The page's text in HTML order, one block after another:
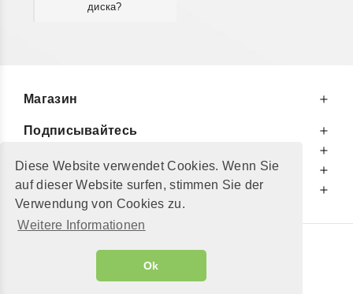
Diese Website verwendet Cookies. Wenn Sie
auf dieser Website surfen, stimmen Sie der
Verwendung von Cookies zu.
Weitere Informationen
Ok
диска?
Магазин
Подписывайтесь
Информируем Вас
Дополнительно
© 2002 - 2026"Petershop GmbH"
Alle Preise inkl. MwSt. und zzgl.
GeToTickets.com| build#3.12.37